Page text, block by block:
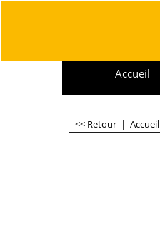
Accueil
<< Retour | Accueil